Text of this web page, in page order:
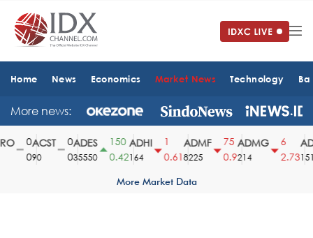
Home News Economics Market News Technology
More news:
ACST
90
ADES
35550
150
0.42
ADHI
164
0.61
ADMF
8225
75
0.9
ADMG
214
2.731510
More Market Data